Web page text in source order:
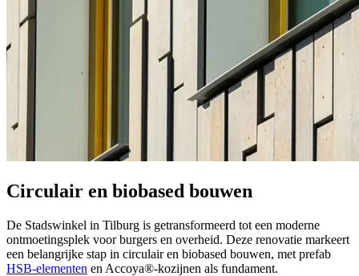
Circulair en biobased bouwen
De Stadswinkel in Tilburg is getransformeerd tot een moderne
ontmoetingsplek voor burgers en overheid. Deze renovatie markeert
een belangrijke stap in circulair en biobased bouwen, met prefab
HSB-elementen en Accoya®-kozijnen als fundament.